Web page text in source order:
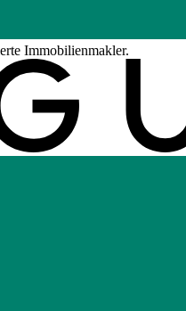
Immobilienmakler.